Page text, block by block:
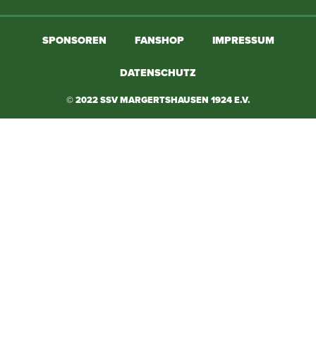
SPONSOREN FANSHOP IMPRESSUM
DATENSCHUTZ
© 2022 SSV MARGERTSHAUSEN 1924 E.V.